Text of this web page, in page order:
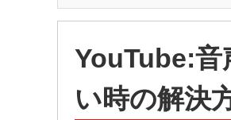
YouTube:音
い時の解決